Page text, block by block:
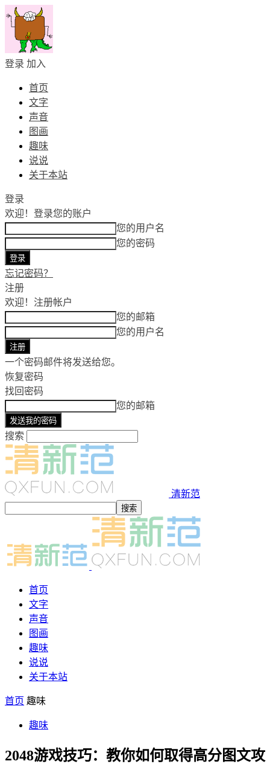
登录 加入
首页
文字
声音
图画
趣味
说说
关于本站
登录
欢迎！ 登录您的账户
您的用户名
您的密码
忘记密码？
注册
欢迎！ 注册帐户
您的邮箱
您的用户名
一个密码邮件将发送给您。
恢复密码
找回密码
您的邮箱
搜索
清新范
首页
文字
声音
图画
趣味
说说
关于本站
首页 趣味
趣味
2048游戏技巧：教你如何取得高分图文攻